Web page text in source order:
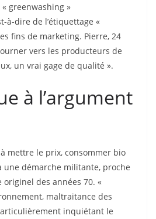
greenwashing »
à-dire de l’étiquettage «
fins de marketing. Pierre, 24
vers les producteurs de
un vrai gage de qualité ».
à l’argument
mettre le prix, consommer bio
une démarche militante, proche
des années 70. «
maltraitance des
inquiétant le